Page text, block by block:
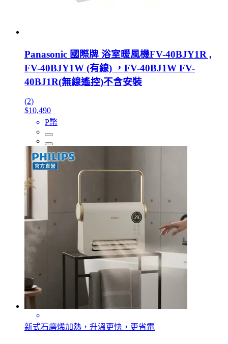
Panasonic 國際牌 浴室暖風機FV-40BJY1R ,
FV-40BJY1W (有線) ，FV-40BJ1W FV-
40BJ1R(無線遙控)不含安裝
(2)
$10,490
P幣
新式石磨烯加熱，升溫更快，更省電